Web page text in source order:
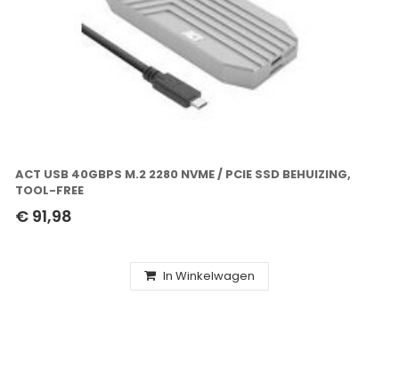
ACT USB 40GBPS M.2 2280 NVME / PCIE SSD BEHUIZING,
TOOL-FREE
€ 91,98
In Winkelwagen